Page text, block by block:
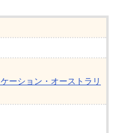
ーション・オーストラリ